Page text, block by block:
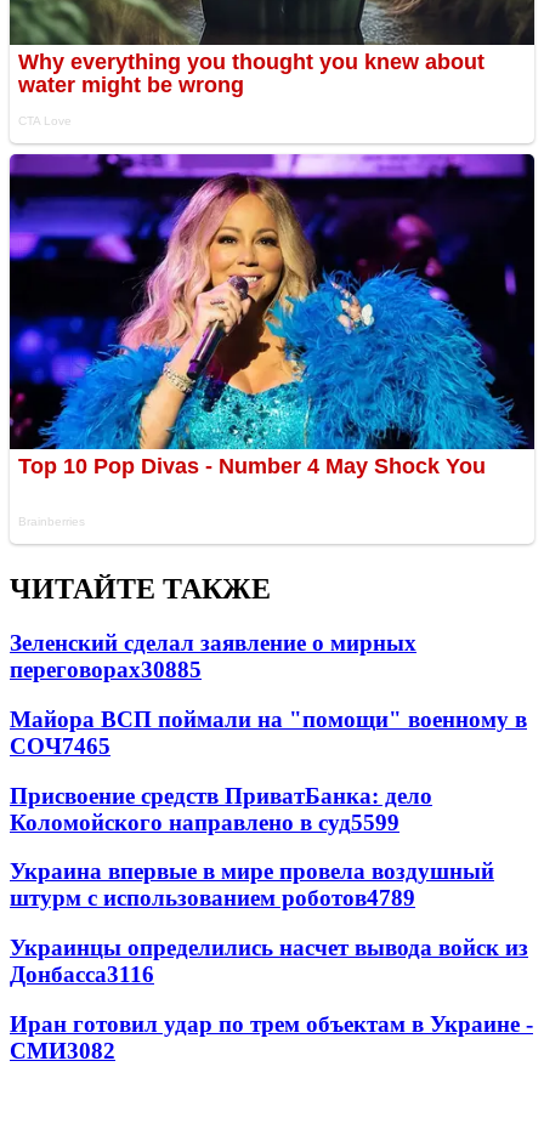
ЧИТАЙТЕ ТАКЖЕ
Зеленский сделал заявление о мирных
переговорах30885
Майора ВСП поймали на "помощи" военному в
СОЧ7465
Присвоение средств ПриватБанка: дело
Коломойского направлено в суд5599
Украина впервые в мире провела воздушный
штурм с использованием роботов4789
Украинцы определились насчет вывода войск из
Донбасса3116
Иран готовил удар по трем объектам в Украине -
СМИ3082